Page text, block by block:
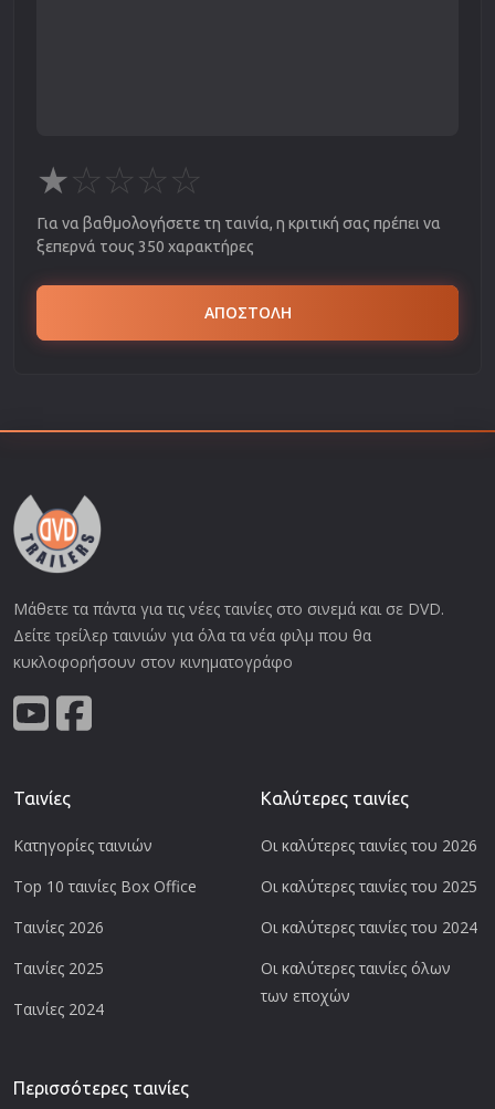
★☆☆☆☆
Για να βαθμολογήσετε τη ταινία, η κριτική σας πρέπει να
ξεπερνά τους 350 χαρακτήρες
ΑΠΟΣΤΟΛΗ
Μάθετε τα πάντα για τις νέες ταινίες στο σινεμά και σε DVD.
Δείτε τρείλερ ταινιών για όλα τα νέα φιλμ που θα
κυκλοφορήσουν στον κινηματογράφο
Ταινίες
Κατηγορίες ταινιών
Top 10 ταινίες Box Office
Ταινίες 2026
Ταινίες 2025
Ταινίες 2024
Καλύτερες ταινίες
Οι καλύτερες ταινίες του 2026
Οι καλύτερες ταινίες του 2025
Οι καλύτερες ταινίες του 2024
Οι καλύτερες ταινίες όλων
των εποχών
Περισσότερες ταινίες